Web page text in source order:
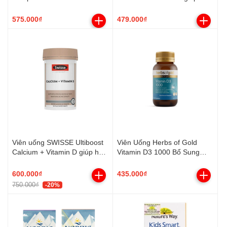
575.000₫
xương (Hộp 90 viên)
479.000₫
Viên uống SWISSE Ultiboost
Calcium + Vitamin D giúp hỗ
xương (Hộp 150 viên)
600.000₫
750.000₫ -20%
Viên Uống Herbs of Gold
Vitamin D3 1000 Bổ Sung
435.000₫